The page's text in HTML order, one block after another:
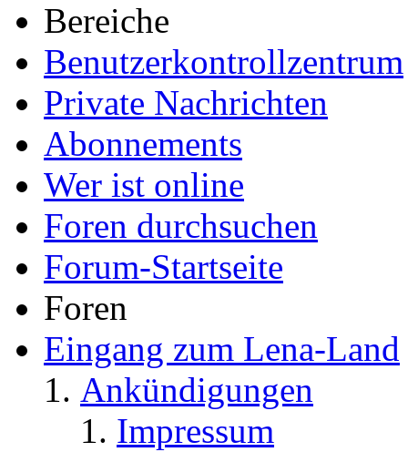
Bereiche
Benutzerkontrollzentrum
Private Nachrichten
Abonnements
Wer ist online
Foren durchsuchen
Forum-Startseite
Foren
Eingang zum Lena-Land
Ankündigungen
Impressum